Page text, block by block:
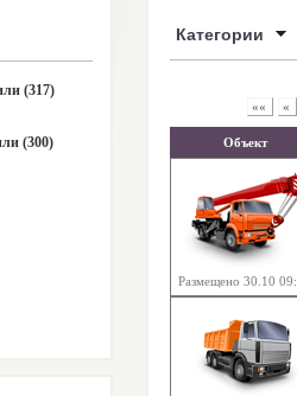
(317)
(300)
Категории
«« «
Объект
Размещено 30.10